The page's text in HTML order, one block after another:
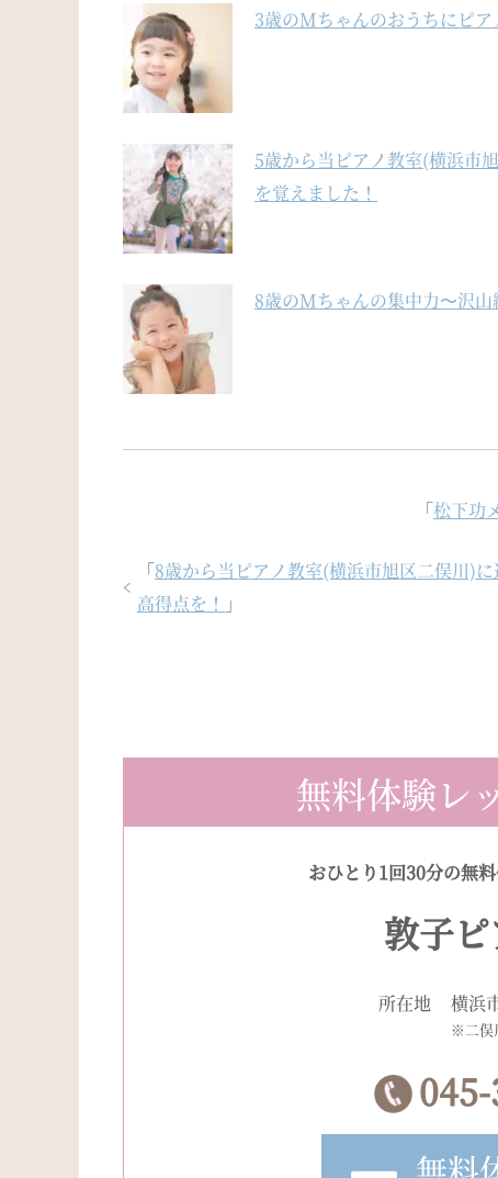
3歳のMちゃんのおうちにピ
5歳から当ピアノ教室(横浜市
を覚えました！
8歳のMちゃんの集中力〜沢山
「松下功
「8歳から当ピアノ教室(横浜市旭区二俣川)
高得点を！ 」
無料体験レ
おひとり1回30分の無
敦子
所在地 横浜
※二俣